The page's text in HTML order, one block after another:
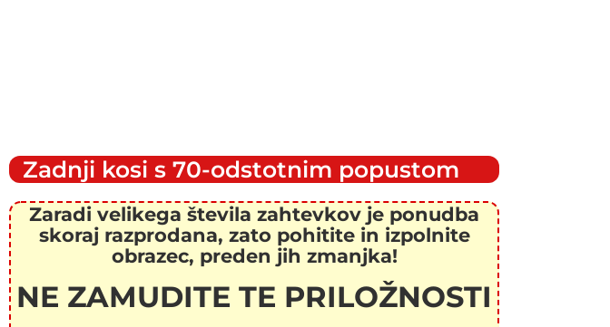
Zadnji kosi s 70-odstotnim popustom
Zaradi velikega števila zahtevkov je ponudba
skoraj razprodana, zato pohitite in izpolnite
obrazec, preden jih zmanjka!
NE ZAMUDITE TE PRILOŽNOSTI